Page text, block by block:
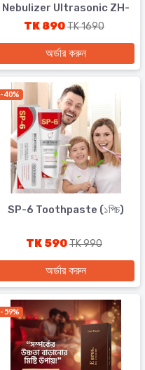
Nebulizer Ultrasonic ZH-
N3
TK 890TK 1690
অর্ডার করুন
- 40%
SP-6 Toothpaste (১পিচ)
TK 590TK 990
অর্ডার করুন
- 59%